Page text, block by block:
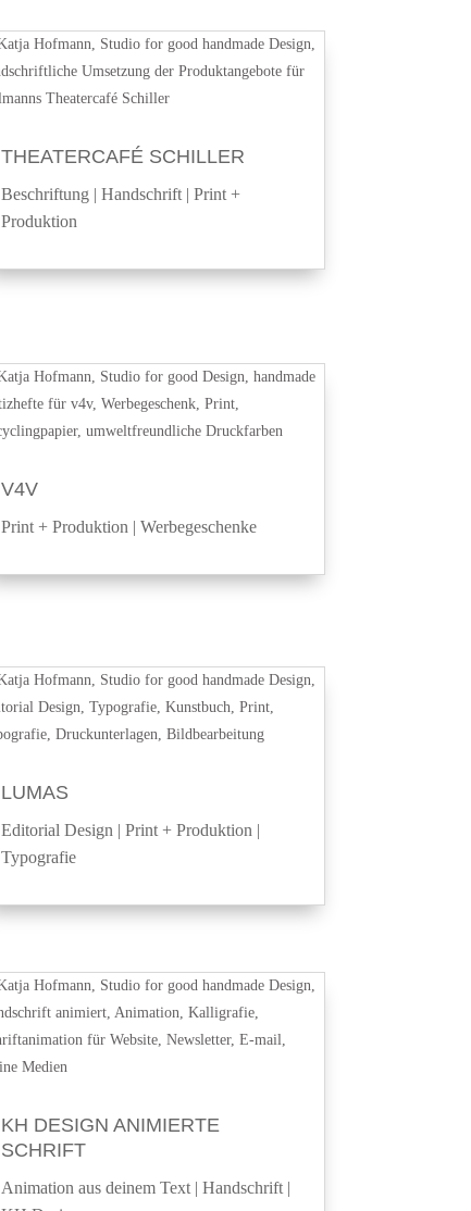
THEATERCAFÉ SCHILLER
Beschriftung | Handschrift| Print +
Produktion
V4V
Print + Produktion | Werbegeschenke
LUMAS
Editorial Design | Print + Produktion |
Typografie
KH DESIGN ANIMIERTE
SCHRIFT
Animation aus deinem Text| Handschrift|